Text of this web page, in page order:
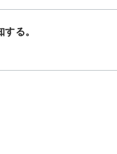
る。